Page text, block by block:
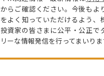
からご確認ください。今後もよ
をよく知っていただけるよう、
投資家の皆さまに公平・公正で
リーな情報発信を行ってまいりま